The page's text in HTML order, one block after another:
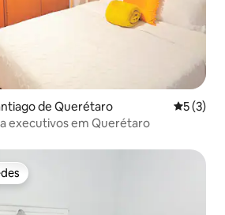
de Querétaro 5 de
5 (3)
executivos em Querétaro